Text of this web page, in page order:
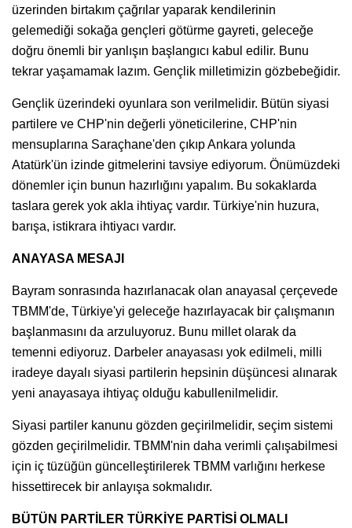
üzerinden birtakım çağrılar yaparak kendilerinin
gelemediği sokağa gençleri götürme gayreti, geleceğe
doğru önemli bir yanlışın başlangıcı kabul edilir. Bunu
tekrar yaşamamak lazım. Gençlik milletimizin gözbebeğidir.
Gençlik üzerindeki oyunlara son verilmelidir. Bütün siyasi
partilere ve CHP'nin değerli yöneticilerine, CHP'nin
mensuplarına Saraçhane'den çıkıp Ankara yolunda
Atatürk'ün izinde gitmelerini tavsiye ediyorum. Önümüzdeki
dönemler için bunun hazırlığını yapalım. Bu sokaklarda
taslara gerek yok akla ihtiyaç vardır. Türkiye'nin huzura,
barışa, istikrara ihtiyacı vardır.
ANAYASA MESAJI
Bayram sonrasında hazırlanacak olan anayasal çerçevede
TBMM'de, Türkiye'yi geleceğe hazırlayacak bir çalışmanın
başlanmasını da arzuluyoruz. Bunu millet olarak da
temenni ediyoruz. Darbeler anayasası yok edilmeli, milli
iradeye dayalı siyasi partilerin hepsinin düşüncesi alınarak
yeni anayasaya ihtiyaç olduğu kabullenilmelidir.
Siyasi partiler kanunu gözden geçirilmelidir, seçim sistemi
gözden geçirilmelidir. TBMM'nin daha verimli çalışabilmesi
için iç tüzüğün güncelleştirilerek TBMM varlığını herkese
hissettirecek bir anlayışa sokmalıdır.
BÜTÜN PARTİLER TÜRKİYE PARTİSİ OLMALI